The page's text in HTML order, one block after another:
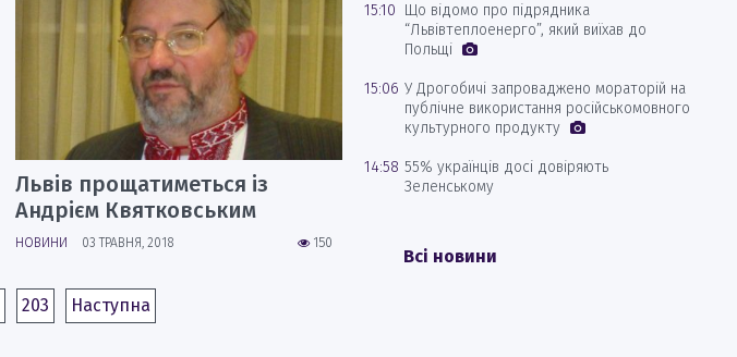
Львів прощатиметься із
Андрієм Квятковським
150
НОВИНИ 03 ТРАВНЯ, 2018
203 Наступна
15:10 Що відомо про підрядника
“Львівтеплоенерго”, який виїхав до
Польщі
15:06 У Дрогобичі запроваджено мораторій на
публічне використання російськомовного
культурного продукту
14:58 55% українців досі довіряють
Зеленському
Всі новини